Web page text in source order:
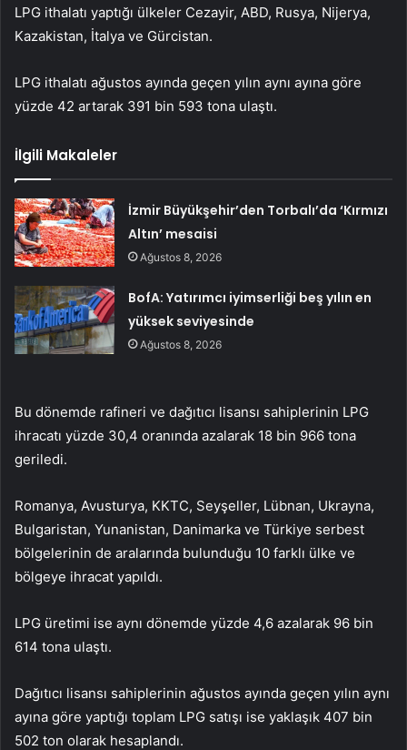
LPG ithalatı yaptığı ülkeler Cezayir, ABD, Rusya, Nijerya,
Kazakistan, İtalya ve Gürcistan.
LPG ithalatı ağustos ayında geçen yılın aynı ayına göre
yüzde 42 artarak 391 bin 593 tona ulaştı.
İlgili Makaleler
İzmir Büyükşehir’den Torbalı’da ‘Kırmızı
Altın’ mesaisi
Ağustos 8, 2026
BofA: Yatırımcı iyimserliği beş yılın en
yüksek seviyesinde
Ağustos 8, 2026
Bu dönemde rafineri ve dağıtıcı lisansı sahiplerinin LPG
ihracatı yüzde 30,4 oranında azalarak 18 bin 966 tona
geriledi.
Romanya, Avusturya, KKTC, Seyşeller, Lübnan, Ukrayna,
Bulgaristan, Yunanistan, Danimarka ve Türkiye serbest
bölgelerinin de aralarında bulunduğu 10 farklı ülke ve
bölgeye ihracat yapıldı.
LPG üretimi ise aynı dönemde yüzde 4,6 azalarak 96 bin
614 tona ulaştı.
Dağıtıcı lisansı sahiplerinin ağustos ayında geçen yılın aynı
ayına göre yaptığı toplam LPG satışı ise yaklaşık 407 bin
502 ton olarak hesaplandı.